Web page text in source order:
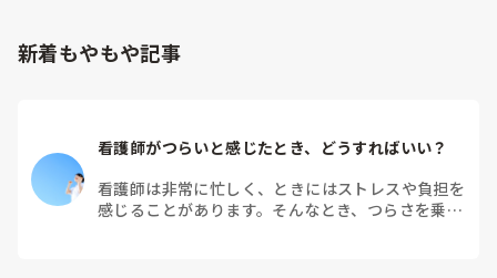
新着もやもや記事
看護師がつらいと感じたとき、どうすればいい？
看護師は非常に忙しく、ときにはストレスや負担を
感じることがあります。そんなとき、つらさを乗り